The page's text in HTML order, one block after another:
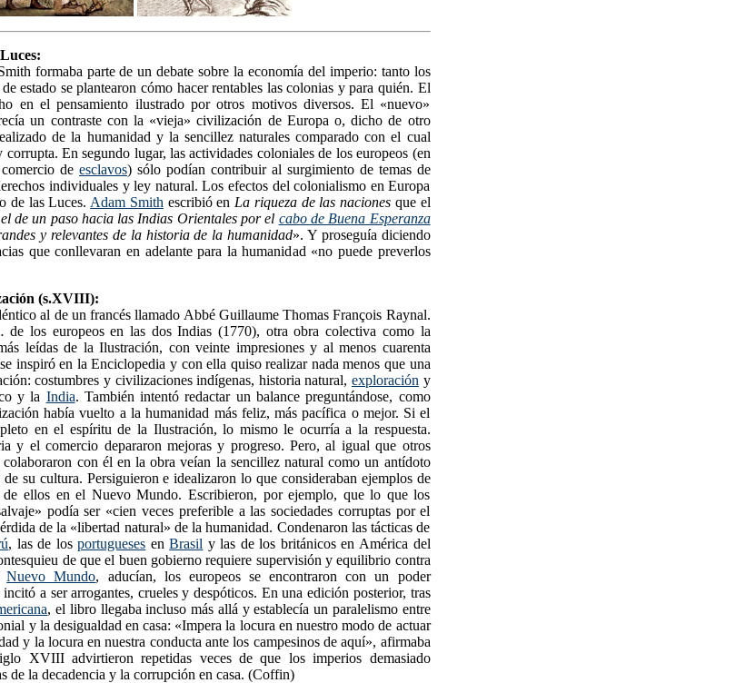
formaba parte de un debate sobre la economía del imperio: tanto los
estado se plantearon cómo hacer rentables las colonias y para quién. El
en el pensamiento ilustrado por otros motivos diversos. El «nuevo»
un contraste con la «vieja» civilización de Europa o, dicho de otro
de la humanidad y la sencillez naturales comparado con el cual
corrupta. En segundo lugar, las actividades coloniales de los europeos (en
de esclavos) sólo podían contribuir al surgimiento de temas de
individuales y ley natural. Los efectos del colonialismo en Europa
de las Luces. Adam Smith escribió en La riqueza de las naciones que el
de un paso hacia las Indias Orientales por el cabo de Buena Esperanza
y relevantes de la historia de la humanidad». Y proseguía diciendo
que conllevaran en adelante para la humanidad «no puede preverlos
(s.XVIII):
al de un francés llamado Abbé Guillaume Thomas François Raynal.
los europeos en las dos Indias (1770), otra obra colectiva como la
leídas de la Ilustración, con veinte impresiones y al menos cuarenta
inspiró en la Enciclopedia y con ella quiso realizar nada menos que una
costumbres y civilizaciones indígenas, historia natural, exploración y
y la India. También intentó redactar un balance preguntándose, como
había vuelto a la humanidad más feliz, más pacífica o mejor. Si el
en el espíritu de la Ilustración, lo mismo le ocurría a la respuesta.
y el comercio depararon mejoras y progreso. Pero, al igual que otros
con él en la obra veían la sencillez natural como un antídoto
su cultura. Persiguieron e idealizaron lo que consideraban ejemplos de
de ellos en el Nuevo Mundo. Escribieron, por ejemplo, que lo que los
podía ser «cien veces preferible a las sociedades corruptas por el
de la «libertad natural» de la humanidad. Condenaron las tácticas de
, las de losportugueses enBrasil y las de los británicos en América del
de que el buen gobierno requiere supervisión y equilibrio contra
Nuevo Mundo, aducían, los europeos se encontraron con un poder
a ser arrogantes, crueles y despóticos. En una edición posterior, tras
, el libro llegaba incluso más allá y establecía un paralelismo entre
y la desigualdad en casa: «Impera la locura en nuestro modo de actuar
y la locura en nuestra conducta ante los campesinos de aquí», afirmaba
XVIII advirtieron repetidas veces de que los imperios demasiado
de la decadencia y la corrupción en casa. (Coffin)